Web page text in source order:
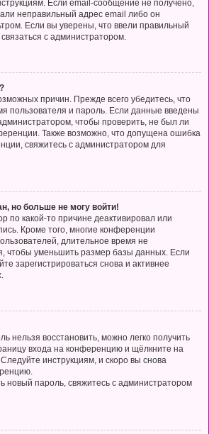
Если email-сообщение не получено,
неправильный адрес email либо он
Если вы уверены, что ввели правильный
с администратором.
причин. Прежде всего убедитесь, что
пользователя и пароль. Если данные введены
чтобы проверить, не был ли
Также возможно, что допущена ошибка
свяжитесь с администратором для
но больше не могу войти!
по какой-то причине деактивировал или
Кроме того, многие конференции
длительное время не
чтобы уменьшить размер базы данных. Если
зарегистрироваться снова и активнее
нельзя восстановить, можно легко получить
входа на конференцию и щёлкните на
. Следуйте инструкциям, и скоро вы снова
новый пароль, свяжитесь с администратором